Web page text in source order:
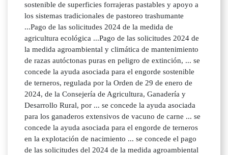
sostenible de superficies forrajeras pastables y apoyo a
los sistemas tradicionales de pastoreo trashumante
...Pago de las solicitudes 2024 de la medida de
agricultura ecológica ...Pago de las solicitudes 2024 de
la medida agroambiental y climática de mantenimiento
de razas autóctonas puras en peligro de extinción, ... se
concede la ayuda asociada para el engorde sostenible
de terneros, regulada por la Orden de 29 de enero de
2024, de la Consejería de Agricultura, Ganadería y
Desarrollo Rural, por ... se concede la ayuda asociada
para los ganaderos extensivos de vacuno de carne ... se
concede la ayuda asociada para el engorde de terneros
en la explotación de nacimiento ... se concede el pago
de las solicitudes del 2024 de la medida agroambiental